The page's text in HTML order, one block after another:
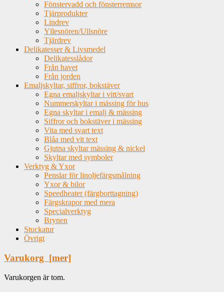
Fönstervadd och fönsterremsor
Tjärprodukter
Lindrev
Yllesnören/Ullsnöre
Tjärdrev
Delikatesser & Livsmedel
Delikatesslådor
Från havet
Från jorden
Emaljskyltar, siffror, bokstäver
Egna emaljskyltar i vitt/svart
Nummerskyltar i mässing för hus
Egna skyltar i emalj & mässing
Siffror och bokstäver i mässing
Vita med svart text
Blåa med vit text
Gjutna skyltar mässing & nickel
Skyltar med symboler
Verktyg & Yxor
Penslar för linoljefärgsmålning
Yxor & bilor
Speedheater (färgborttagning)
Färgskrapor med mera
Specialverktyg
Brynen
Stuckatur
Övrigt
Varukorg [mer]
Varukorgen är tom.